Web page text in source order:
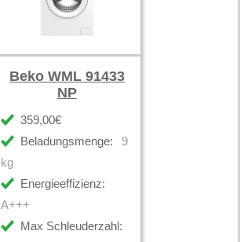
Beko WML 91433
NP
359,00€
Beladungsmenge:
9
kg
Energieeffizienz:
A+++
Max Schleuderzahl: